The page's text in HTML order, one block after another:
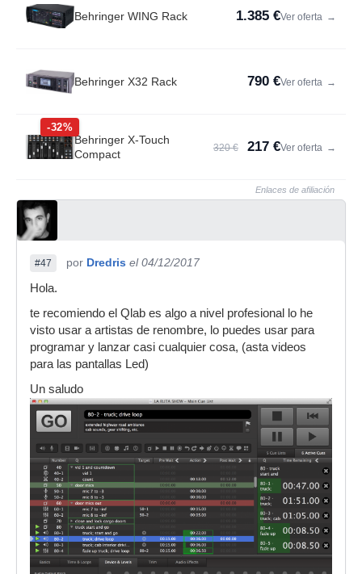
Behringer WING Rack 1.385 €Ver oferta →
Behringer X32 Rack 790 €Ver oferta →
-32%
Behringer X-Touch
Compact
320 € 217 €Ver oferta →
Enlaces de afiliación
#47 por Dredris el 04/12/2017
Hola.
te recomiendo el Qlab es algo a nivel profesional lo he
visto usar a artistas de renombre, lo puedes usar para
programar y lanzar casi cualquier cosa, (asta videos
para las pantallas Led)
Un saludo